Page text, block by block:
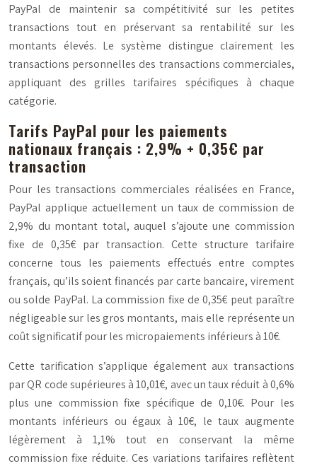
PayPal de maintenir sa compétitivité sur les petites
transactions tout en préservant sa rentabilité sur les
montants élevés. Le système distingue clairement les
transactions personnelles des transactions commerciales,
appliquant des grilles tarifaires spécifiques à chaque
catégorie.
Tarifs PayPal pour les paiements
nationaux français : 2,9% + 0,35€ par
transaction
Pour les transactions commerciales réalisées en France,
PayPal applique actuellement un taux de commission de
2,9% du montant total, auquel s’ajoute une commission
fixe de 0,35€ par transaction. Cette structure tarifaire
concerne tous les paiements effectués entre comptes
français, qu’ils soient financés par carte bancaire, virement
ou solde PayPal. La commission fixe de 0,35€ peut paraître
négligeable sur les gros montants, mais elle représente un
coût significatif pour les micropaiements inférieurs à 10€.
Cette tarification s’applique également aux transactions
par QR code supérieures à 10,01€, avec un taux réduit à 0,6%
plus une commission fixe spécifique de 0,10€. Pour les
montants inférieurs ou égaux à 10€, le taux augmente
légèrement à 1,1% tout en conservant la même
commission fixe réduite. Ces variations tarifaires reflètent